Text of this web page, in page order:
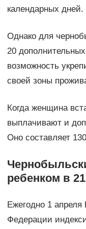
календарных дней.
Однако для
20
возможность
своей зоны
Когда женщина
выплачивают и
Оно составляет
ребенком в
Ежегодно 1
Федерации